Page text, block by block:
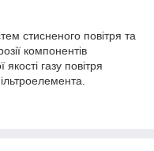
стисненого повітря та
компонентів
газу повітря